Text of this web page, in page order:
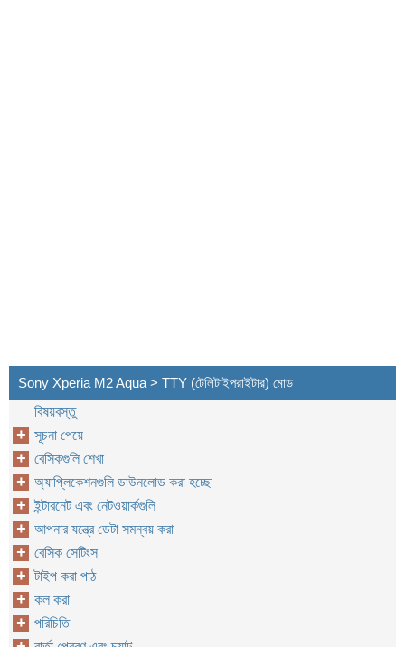
Sony Xperia M2 Aqua > TTY (টেলিটাইপরাইটার) মোড
বিষয়বস্তু
সূচনা পেয়ে
বেসিকগুলি শেখা
অ্যাপ্লিকেশনগুলি ডাউনলোড করা হচ্ছে
ইন্টারনেট এবং নেটওয়ার্কগুলি
আপনার যন্ত্রে ডেটা সমন্বয় করা
বেসিক সেটিংস
টাইপ করা পাঠ
কল করা
পরিচিতি